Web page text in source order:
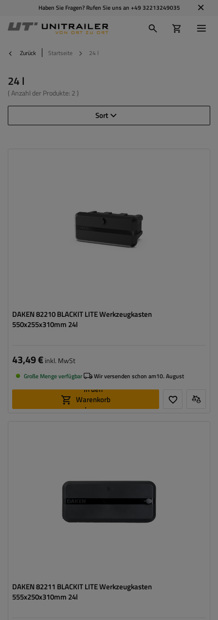
Haben Sie Fragen? Rufen Sie uns an +49 32213249035
Zurück Startseite 24 l
24 l
( Anzahl der Produkte: 2 )
Sort
DAKEN 82210 BLACKIT LITE Werkzeugkasten
550x255x310mm 24l
20 kg
43,49 €inkl. MwSt
Große Menge verfügbar Wir versenden schon am10. August
In den
Warenkorb
legen
DAKEN 82211 BLACKIT LITE Werkzeugkasten
555x250x310mm 24l
Optimale Belastung des
20 kg